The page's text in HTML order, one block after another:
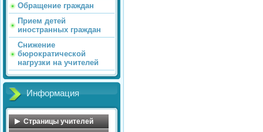
Обращение граждан
Прием детей
иностранных граждан
Снижение
бюрократической
нагрузки на учителей
Информация
Страницы учителей